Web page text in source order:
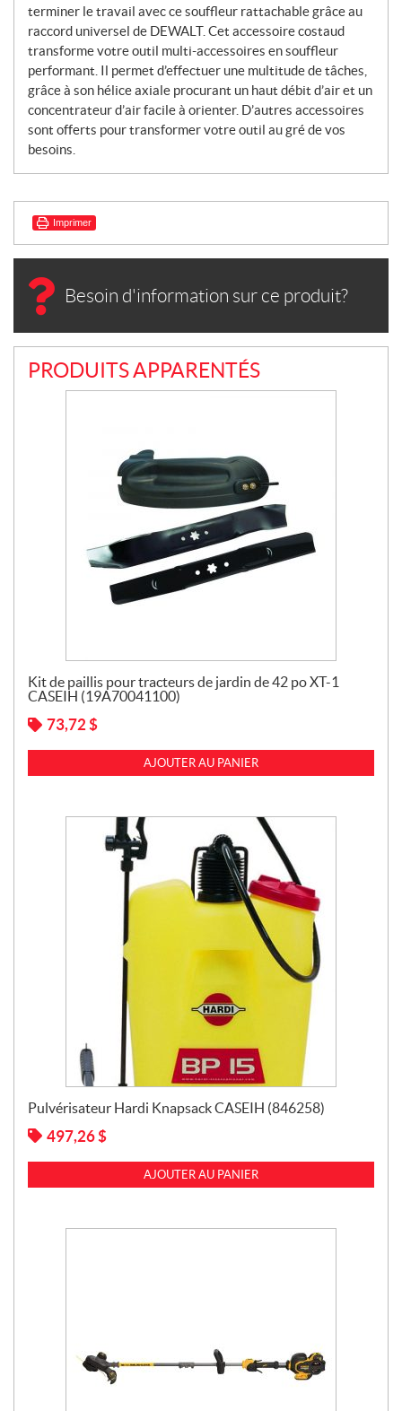
terminer le travail avec ce souffleur rattachable grâce au
raccord universel de DEWALT. Cet accessoire costaud
transforme votre outil multi-accessoires en souffleur
performant. Il permet d’effectuer une multitude de tâches,
grâce à son hélice axiale procurant un haut débit d’air et un
concentrateur d’air facile à orienter. D’autres accessoires
sont offerts pour transformer votre outil au gré de vos
besoins.
Imprimer
Besoin d'information sur ce produit?
PRODUITS APPARENTÉS
Kit de paillis pour tracteurs de jardin de 42 po XT-1
CASEIH (19A70041100)
73,72 $
AJOUTER AU PANIER
Pulvérisateur Hardi Knapsack CASEIH (846258)
497,26$
AJOUTER AU PANIER